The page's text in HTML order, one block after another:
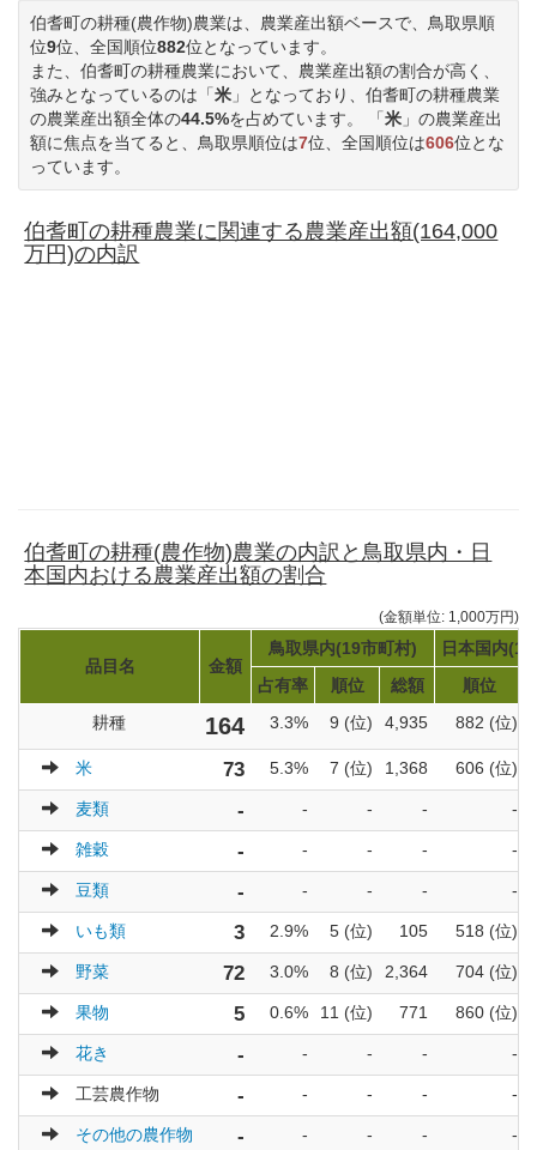
伯耆町の耕種(農作物)農業は、農業産出額ベースで、鳥取県順
位9位、全国順位882位となっています。
また、伯耆町の耕種農業において、農業産出額の割合が高く、
強みとなっているのは「米 」となっており、伯耆町の耕種農業
の農業産出額全体の44.5%を占めています。 「米 」の農業産出
額に焦点を当てると、鳥取県順位は7位、全国順位は606位とな
っています。
伯耆町の耕種農業に関連する農業産出額(164,000
万円)の内訳
伯耆町の耕種(農作物)農業の内訳と鳥取県内・日
本国内おける農業産出額の割合
(金額単位: 1,000万円)
品目名 金額
鳥取県内(19市町村)
日本国内
占有率
順位 総額
順位
耕種
164 3.3% 9 (位) 4,935 882 (位)
米 73 5.3% 7 (位) 1,368 606 (位)
麦類 - - - - -
雑穀 - - - - -
豆類 - - - - -
いも類 3 2.9% 5 (位) 105 518 (位)
野菜 72 3.0% 8 (位) 2,364 704 (位)
果物 5 0.6% 11 (位) 771 860 (位)
花き - - - - -
工芸農作物 - - - - -
その他の農作物 - - - - -